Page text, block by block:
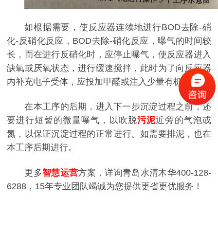
如根据需要，使反应器连续地进行BOD去除-硝
化-反硝化反应，BOD去除-硝化反应，曝气的时间较
长，而在进行反硝化时，应停止曝气，使反应器进入
缺氧或厌氧状态，进行缓速搅拌，此时为了向反应器
内补充电子受体，应投加甲醛或注入少量有机污水。
在本工序的后期，进入下一步沉淀过程之前，还
要进行短暂的微量曝气，以吹脱污泥近旁的气泡或
氮，以保证沉淀过程的正常进行。如需要排泥，也在
本工序后期进行。
更多智慧运营方案，详询青岛水清木华400-128-
6288，15年专业团队竭诚为您提供更省更优服务！